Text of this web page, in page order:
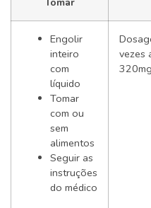
Engolir
inteiro
com
líquido
Tomar
com ou
sem
alimentos
Seguir as
instruções
do médico
vezes